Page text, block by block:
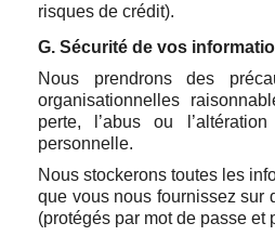
risques de crédit).
G. Sécurité de vos
Nous prendrons des
organisationnelles
perte, l’abus ou
personnelle.
Nous stockerons toutes les
que vous nous fournissez sur
(protégés par mot de passe et